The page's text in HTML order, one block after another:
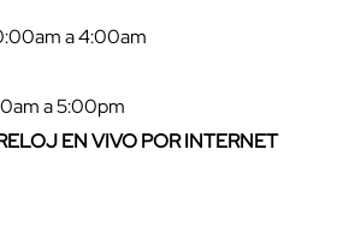
a 4:00am
a 5:00pm
EN VIVO POR INTERNET